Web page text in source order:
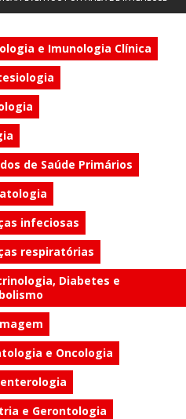
e Imunologia Clínica
de Saúde Primários
infeciosas
respiratórias
Diabetes e
e Oncologia
e Gerontologia